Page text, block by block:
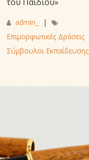
admin_
|
Επιμορφωτικές Δράσεις
Σύμβουλοι Εκπαίδευσης